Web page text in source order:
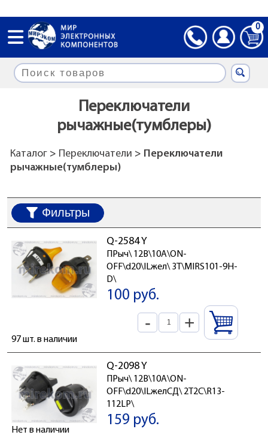
0
Переключатели
рычажные(тумблеры)
Каталог> Переключатели > Переключатели
рычажные(тумблеры)
Фильтры
Q-2584 Y
ПРыч\ 12В\10А\ON-
OFF\d20\ILжел\ 3T\MIRS101-9H-
D\
100 руб.
- +
97 шт. в наличии
Q-2098 Y
ПРыч\ 12В\10А\ON-
OFF\d20\ILжелСД\ 2T2C\R13-
112LP\
159 руб.
Нет в наличии